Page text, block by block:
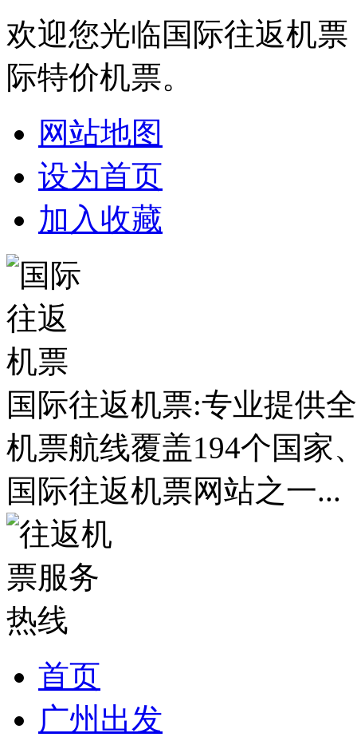
欢迎您光临国际往返机
际特价机票。
网站地图
设为首页
加入收藏
国际往返机票:专业提供
机票航线覆盖194个国家
国际往返机票网站之一...
首页
广州出发